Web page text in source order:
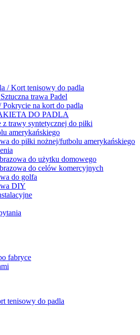
/ Kort tenisowy do padla
trawa Padel
Pokrycie na kort do padla
DO PADLA
z trawy syntetycznej do piłki
amerykańskiego
do piłki nożnej/futbolu amerykańskiego
do użytku domowego
do celów komercyjnych
do golfa
DIY
fabryce
tenisowy do padla